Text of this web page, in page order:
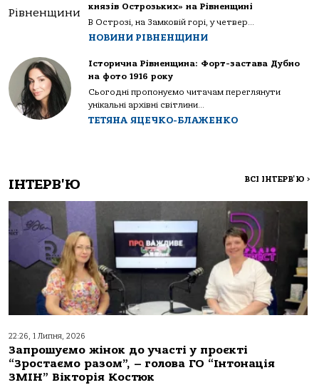
князів Острозьких» на Рівненщині
В Острозі, на Замковій горі, у четвер...
НОВИНИ РІВНЕНЩИНИ
Історична Рівненщина: Форт-застава Дубно
на фото 1916 року
Сьогодні пропонуємо читачам переглянути
унікальні архівні світлини...
ТЕТЯНА ЯЦЕЧКО-БЛАЖЕНКО
ІНТЕРВ'Ю ВСІ ІНТЕРВ'Ю >
22:26, 1 Липня, 2026
Запрошуємо жінок до участі у проєкті
“Зростаємо разом”, – голова ГО “Інтонація
ЗМІН” Вікторія Костюк